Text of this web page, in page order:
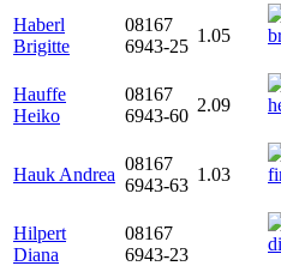
Haberl
Brigitte
08167
6943-25
1.05
Hauffe
Heiko
08167
6943-60
2.09
Hauk Andrea
08167
6943-63
1.03
Hilpert
Diana
08167
6943-23